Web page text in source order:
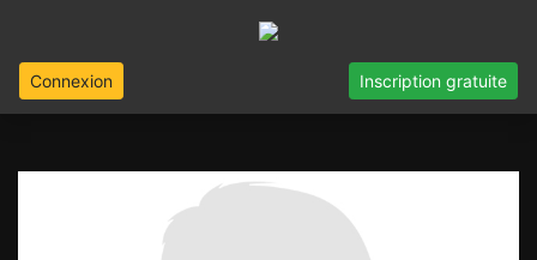
Connexion Inscription gratuite